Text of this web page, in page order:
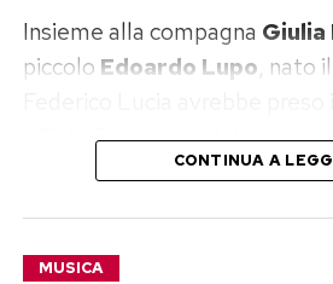
Insieme alla compagna
piccolo Edoardo Lupo, nato
a Cala Granu, una delle zone
Porto Cervo. Con loro,
CONTINUA A
MUSICA